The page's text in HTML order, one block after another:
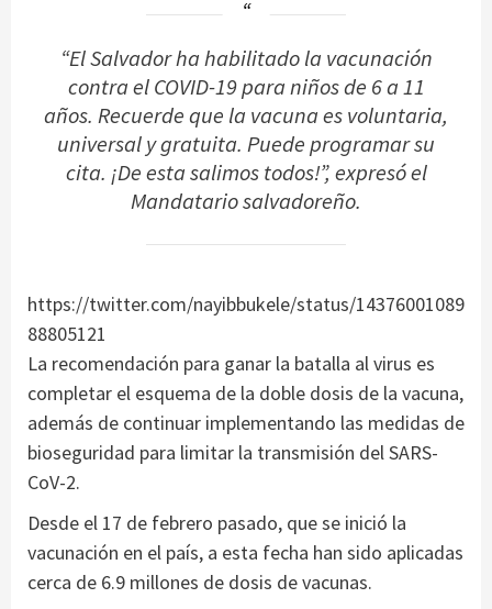
“El Salvador ha habilitado la vacunación
contra el COVID-19 para niños de 6 a 11
años. Recuerde que la vacuna es voluntaria,
universal y gratuita. Puede programar su
cita. ¡De esta salimos todos!”, expresó el
Mandatario salvadoreño.
https://twitter.com/nayibbukele/status/14376001089
88805121
La recomendación para ganar la batalla al virus es
completar el esquema de la doble dosis de la vacuna,
además de continuar implementando las medidas de
bioseguridad para limitar la transmisión del SARS-
CoV-2.
Desde el 17 de febrero pasado, que se inició la
vacunación en el país, a esta fecha han sido aplicadas
cerca de 6.9 millones de dosis de vacunas.